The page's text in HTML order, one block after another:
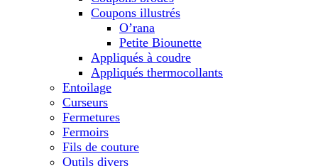
Coupons illustrés
O’rana
Petite Biounette
Appliqués à coudre
Appliqués thermocollants
Entoilage
Curseurs
Fermetures
Fermoirs
Fils de couture
Outils divers